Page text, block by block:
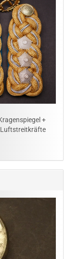
+
Luftstreitkräfte